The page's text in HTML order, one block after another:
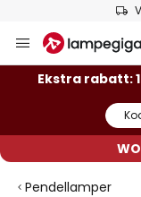
Hopp
til
innhold
Ekstra rabatt:
Pendellamper